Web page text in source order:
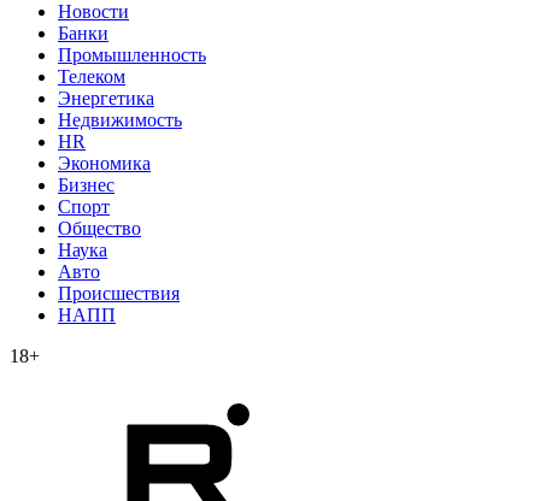
Новости
Банки
Промышленность
Телеком
Энергетика
Недвижимость
HR
Экономика
Бизнес
Спорт
Общество
Наука
Авто
Происшествия
НАПП
18+